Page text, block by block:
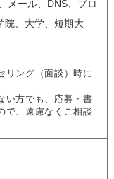
メール、DNS、プロ
院、大学、短期大
リング（面談）時に
い方でも、応募・書
で、遠慮なくご相談